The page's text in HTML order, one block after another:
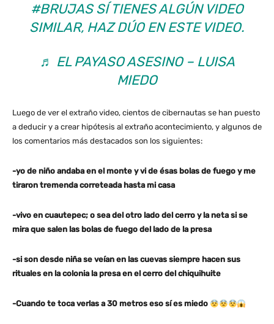
#BRUJASSÍ TIENES ALGÚN VIDEO
SIMILAR, HAZ DÚO EN ESTE VIDEO.
♬ EL PAYASO ASESINO – LUISA
MIEDO
Luego de ver el extraño video, cientos de cibernautas se han puesto
a deducir y a crear hipótesis al extraño acontecimiento, y algunos de
los comentarios más destacados son los siguientes:
-yo de niño andaba en el monte y vi de ésas bolas de fuego y me
tiraron tremenda correteada hasta mi casa
-vivo en cuautepec; o sea del otro lado del cerro y la neta si se
mira que salen las bolas de fuego del lado de la presa
-si son desde niña se veían en las cuevas siempre hacen sus
rituales en la colonia la presa en el cerro del chiquihuite
-Cuando te toca verlas a 30 metros eso sí es miedo